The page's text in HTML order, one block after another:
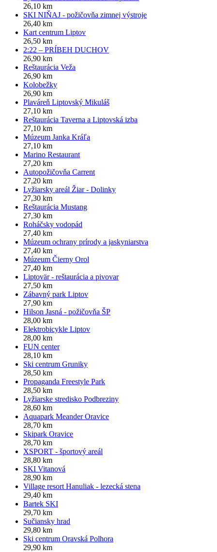
26,10 km
SKI NIŇAJ - požičovňa zimnej výstroje
26,40 km
Kart centrum Liptov
26,50 km
2:22 – PRÍBEH DUCHOV
26,90 km
Reštaurácia Veža
26,90 km
Kolobežky
26,90 km
Plaváreň Liptovský Mikuláš
27,10 km
Reštaurácia Taverna a Liptovská izba
27,10 km
Múzeum Janka Kráľa
27,10 km
Marino Restaurant
27,20 km
Autopožičovňa Carrent
27,20 km
Lyžiarsky areál Žiar - Dolinky
27,30 km
Reštaurácia Mustang
27,30 km
Roháčsky vodopád
27,40 km
Múzeum ochrany prírody a jaskyniarstva
27,40 km
Múzeum Čierny Orol
27,40 km
Liptovär - reštaurácia a pivovar
27,50 km
Zábavný park Liptov
27,90 km
Hilson Jasná - požičovňa ŠP
28,00 km
Elektrobicykle Liptov
28,00 km
FUN center
28,10 km
Ski centrum Gruniky
28,50 km
Propaganda Freestyle Park
28,50 km
Lyžiarske stredisko Podbreziny
28,60 km
Aquapark Meander Oravice
28,70 km
Skipark Oravice
28,70 km
XSPORT - športový areál
28,80 km
SKI Vitanová
28,90 km
Village resort Hanuliak - lezecká stena
29,40 km
Bartek SKI
29,70 km
Sučiansky hrad
29,80 km
Ski centrum Oravská Polhora
29,90 km